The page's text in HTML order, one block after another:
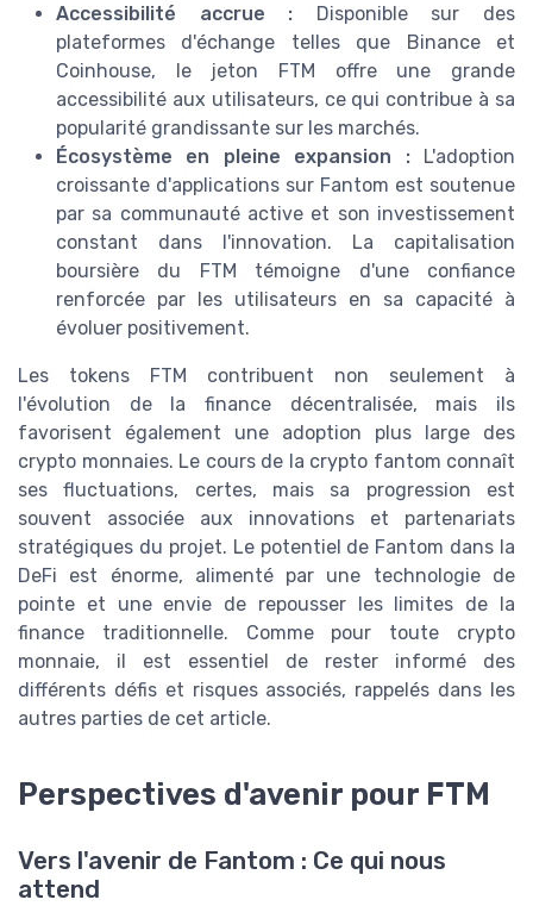
Accessibilité accrue : Disponible sur des
plateformes d'échange telles que Binance et
Coinhouse, le jeton FTM offre une grande
accessibilité aux utilisateurs, ce qui contribue à sa
popularité grandissante sur les marchés.
Écosystème en pleine expansion :L'adoption
croissante d'applications sur Fantom est soutenue
par sa communauté active et son investissement
constant dans l'innovation. La capitalisation
boursière du FTM témoigne d'une confiance
renforcée par les utilisateurs en sa capacité à
évoluer positivement.
Les tokens FTM contribuent non seulement à
l'évolution de la finance décentralisée, mais ils
favorisent également une adoption plus large des
crypto monnaies. Le cours de la crypto fantom connaît
ses fluctuations, certes, mais sa progression est
souvent associée aux innovations et partenariats
stratégiques du projet. Le potentiel de Fantom dans la
DeFi est énorme, alimenté par une technologie de
pointe et une envie de repousser les limites de la
finance traditionnelle. Comme pour toute crypto
monnaie, il est essentiel de rester informé des
différents défis et risques associés, rappelés dans les
autres parties de cet article.
Perspectives d'avenir pour FTM
Vers l'avenir de Fantom : Ce qui nous
attend